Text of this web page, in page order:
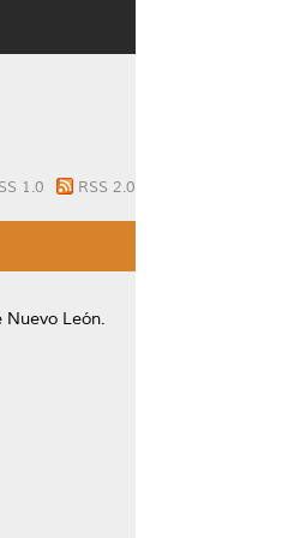
1.0 RSS 2.0
León.